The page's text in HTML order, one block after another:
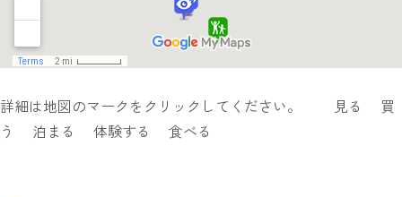
詳細は地図のマークをクリックしてください。 見る
買
う
泊まる 体験する 食べる